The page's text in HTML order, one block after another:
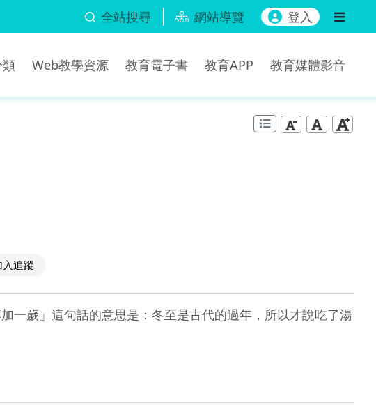
全站搜尋 網站導覽 登入
類 Web教學資源 教育電子書 教育APP 教育媒體影音
入追蹤
一歲」這句話的意思是：冬至是古代的過年，所以才說吃了湯